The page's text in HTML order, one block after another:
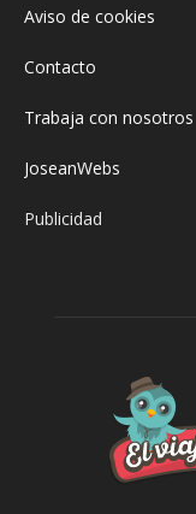
Aviso de cookies
Contacto
Trabaja con nosotros
JoseanWebs
Publicidad